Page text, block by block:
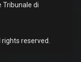
Tribunale di
reserved.